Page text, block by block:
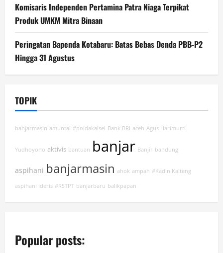
Komisaris Independen Pertamina Patra Niaga Terpikat
Produk UMKM Mitra Binaan
Peringatan Bapenda Kotabaru: Batas Bebas Denda PBB-P2
Hingga 31 Agustus
TOPIK
bahjarmasin amuntai #poldakalsel Bank BRI aceh Agus Harimurti
Yudhoyono aktivis bantuan banjar Banjir bandung
aspihani banjarmasin ahok ampah #Kadin Kalteng
aspihani ideris #RSTPT banjarbaru balikpapan
Popular posts: